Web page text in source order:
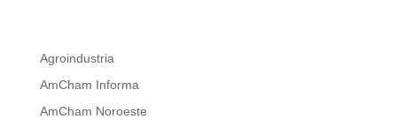
Agroindustria
AmCham Informa
AmCham Noroeste